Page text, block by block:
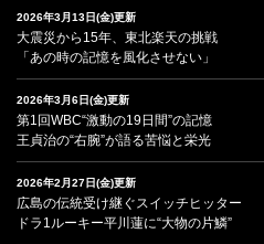
2026年3月13日(金)更新
大震災から15年、東北楽天の挑戦
「あの時の記憶を風化させない」
2026年3月6日(金)更新
第1回WBC“激動の19日間”の記憶
王貞治の“右腕”が語る苦悩と栄光
2026年2月27日(金)更新
広島の伝統受け継ぐスイッチヒッター
ドラ1ルーキー平川蓮に“大物の片鱗”